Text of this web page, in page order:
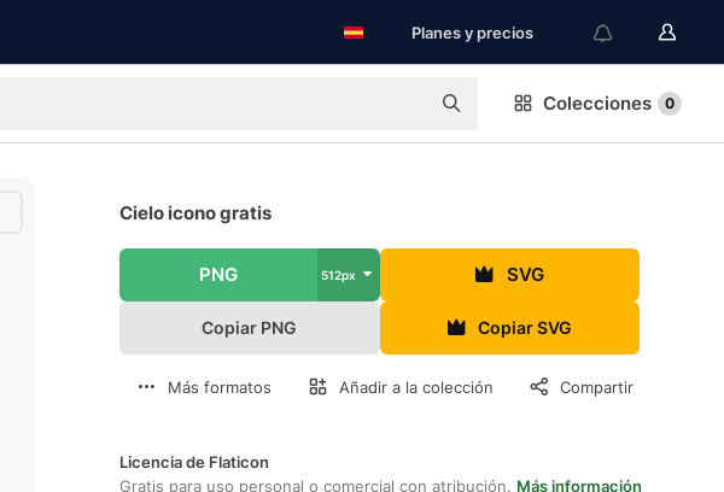
Planes y precios
Colecciones 0
Cielo icono gratis
PNG 512px SVG
Copiar PNG Copiar SVG
Más formatos Añadir a la colección Compartir
Licencia de Flaticon
Gratis para uso personal o comercial con atribución. Más información